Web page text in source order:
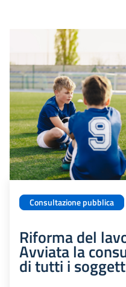
Consultazione pubblica
Riforma del
Avviata la
di tutti i